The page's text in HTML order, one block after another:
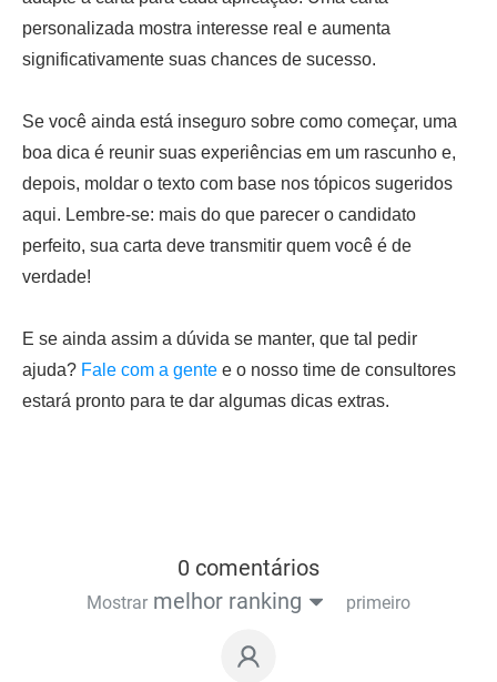
personalizada mostra interesse real e aumenta
significativamente suas chances de sucesso.
Se você ainda está inseguro sobre como começar, uma
boa dica é reunir suas experiências em um rascunho e,
depois, moldar o texto com base nos tópicos sugeridos
aqui. Lembre-se: mais do que parecer o candidato
perfeito, sua carta deve transmitir quem você é de
verdade!
E se ainda assim a dúvida se manter, que tal pedir
ajuda? Fale com a gente e o nosso time de consultores
estará pronto para te dar algumas dicas extras.
0 comentários
Mostrar melhor ranking primeiro